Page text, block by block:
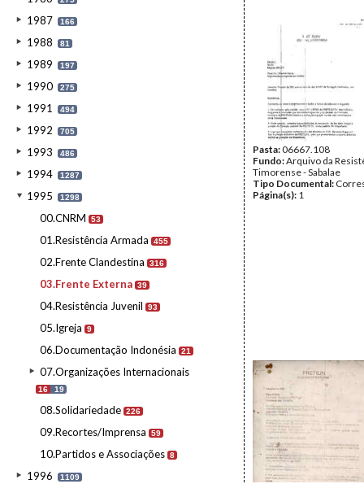
1987 166
1988 81
1989 197
1990 275
1991 494
1992 705
1993 486
1994 1287
1995 1298
00.CNRM 53
01.Resistência Armada 455
02.Frente Clandestina 316
03.Frente Externa 39
04.Resistência Juvenil 93
05.Igreja 9
06.Documentação Indonésia 21
07.Organizações Internacionais
16 19
08.Solidariedade 226
09.Recortes/Imprensa 59
10.Partidos e Associações 8
1996 1109
Pasta:06667.108
Fundo:Arquivo da
Timorense - Sabalae
Tipo Documental:
Página(s): 1